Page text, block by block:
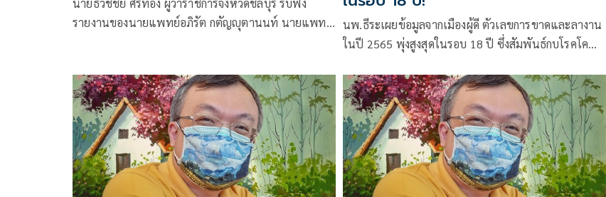
นายธวัชชัย ศรีทอง ผู้ว่าราชการจังหวัดชลบุรี รับฟัง
รายงานของนายแพทย์อภิรัต กตัญญุตานนท์ นายแพทย์
นพ.ธีระเผยข้อมูลจากเมืองผู้ดี ตัวเลขการขาดและลางาน
ในปี 2565 พุ่งสูงสุดในรอบ 18 ปี ซึ่งสัมพันธ์กบโรคโค
ไม่สามารถทำงานได้